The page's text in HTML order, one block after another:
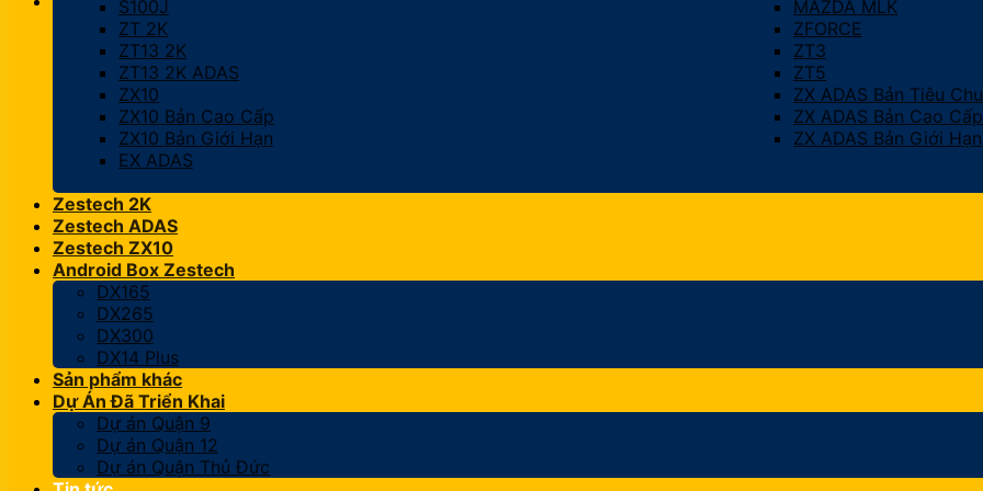
S100J
MAZDA MLK
ZT 2K
ZFORCE
ZT13 2K
ZT3
ZT13 2K ADAS
ZT5
ZX10
ZX ADAS Bản Tiêu
ZX10 Bản Cao Cấp
ZX ADAS Bản Cao Cấp
ZX10 Bản Giới Hạn
ZX ADAS Bản Giới Hạn
EX ADAS
Zestech 2K
Zestech ADAS
Zestech ZX10
Android Box Zestech
DX165
DX265
DX300
DX14 Plus
Sản phẩm khác
Dự Án Đã Triển Khai
Dự án Quận 9
Dự án Quận 12
Dự án Quận Thủ Đức